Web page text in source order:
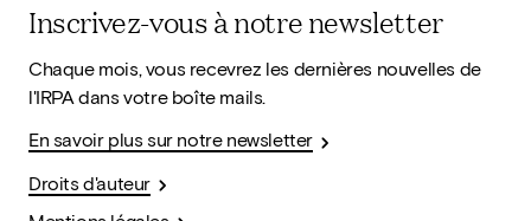
Inscrivez-vous à notre newsletter
Chaque mois, vous recevrez les dernières nouvelles de
l'IRPA dans votre boîte mails.
En savoir plus sur notre newsletter
Droits d'auteur